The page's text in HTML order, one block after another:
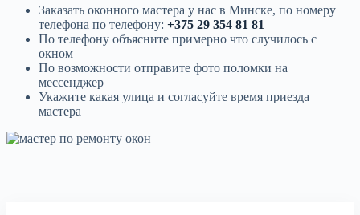
Заказать оконного мастера у нас в Минске, по номеру
телефона по телефону: +375 29 354 81 81
По телефону объясните примерно что случилось с
окном
По возможности отправите фото поломки на
мессенджер
Укажите какая улица и согласуйте время приезда
мастера